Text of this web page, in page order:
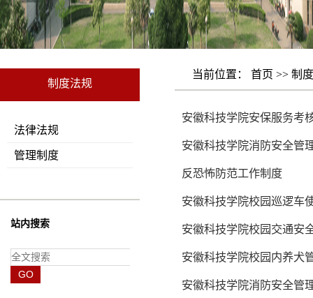
制度法规
法律法规
管理制度
站内搜索
当前位置： 首页 >> 制
安徽科技学院安保服务考
安徽科技学院消防安全管
反恐怖防范工作制度
安徽科技学院校园巡逻车
安徽科技学院校园交通安
安徽科技学院校园内养犬
安徽科技学院消防安全管